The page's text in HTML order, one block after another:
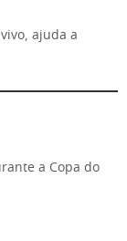
ajuda a
a Copa do